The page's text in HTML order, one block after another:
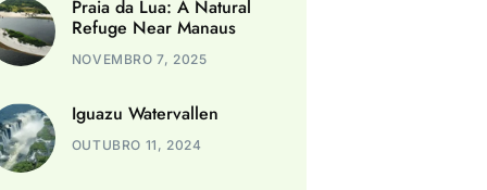
Praia da Lua: A Natural
Refuge Near Manaus
NOVEMBRO 7, 2025
Iguazu Watervallen
OUTUBRO 11, 2024